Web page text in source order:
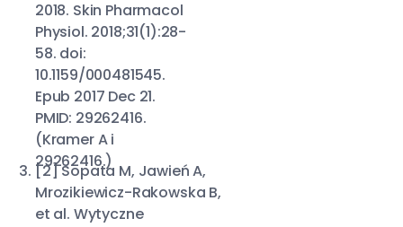
2018. Skin Pharmacol
Physiol. 2018;31(1):28-
58. doi:
10.1159/000481545.
Epub 2017 Dec 21.
PMID: 29262416.
(Kramer A i
29262416.)
[2] Sopata M, Jawień A,
Mrozikiewicz-Rakowska B,
et al. Wytyczne